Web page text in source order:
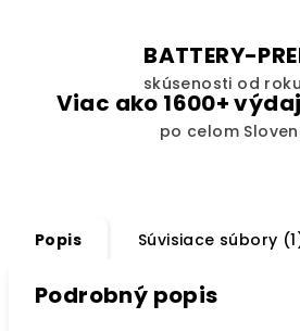
BATTERY-
skúsenosti od
Viac ako 1600+
po celom
Popis Súvisiace súbory
Podrobný popis